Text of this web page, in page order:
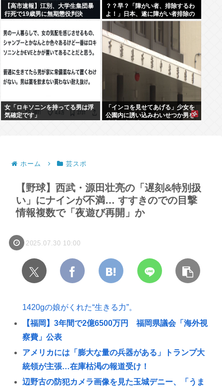
【高市速報】江別、大学生集団暴
行死で19歳男に無期懲役判決
？？早？「障がい者、排除するわ
よ！」日本、遂に障がい者排除の
為に動き出す。
女「ロキソニンを持ってる男は浮
気確定です」
「インコを見せてあげる」少女を
公園内に誘い込みわいせつか男を
ホーム 芸スポ
【野球】西武・源田壮亮の「遅刻&特別扱
い」にナインが不満… すすきのでの目撃
情報複数で「夜遊び再開」か
2025.07.30 10:00
1420gの娘がくれた“生きる力”。
【福岡】3年間で2億6500万円 福岡県議会「海外視
察費」公表
アメリカには「膨大な量の兵器がある」トランプ大
統領が主張…在庫枯渇の報道受け！
辺野古の防犯カメラ画像を見た玉城デニー、「うま